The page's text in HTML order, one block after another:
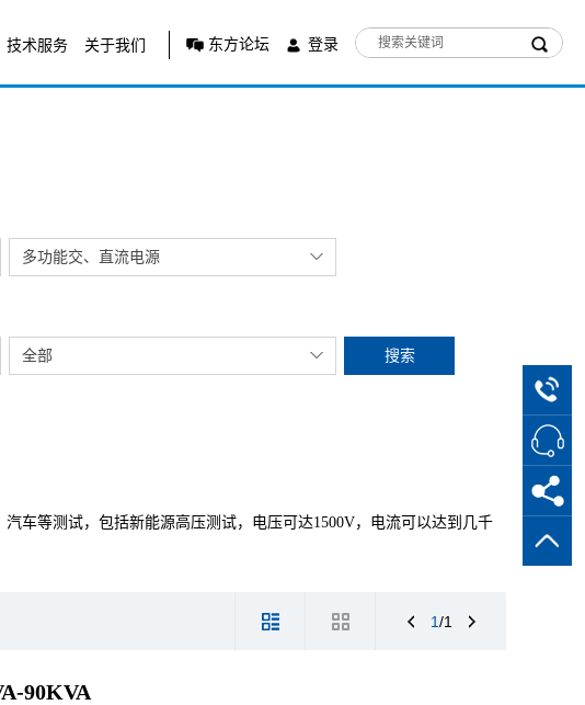
技术服务 关于我们 东方论坛 登录
多功能交、直流电源
全部 搜索
车等测试，包括新能源高压测试，电压可达1500V，电流可以达到几千
1/1
90KVA